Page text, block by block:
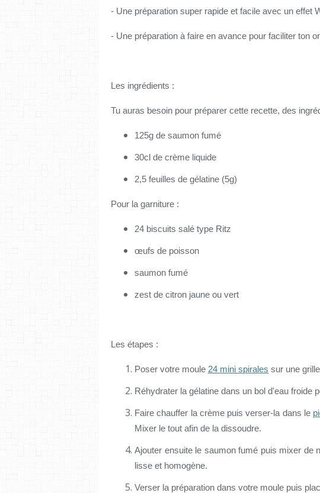
- Une préparation super rapide et facile avec un effet
- Une préparation à faire en avance pour faciliter ton
Les ingrédients :
Tu auras besoin pour préparer cette recette, des
125g de saumon fumé
30cl de crème liquide
2,5 feuilles de gélatine (5g)
Pour la garniture :
24 biscuits salé type Ritz
œufs de poisson
saumon fumé
zest de citron jaune ou vert
Les étapes :
Poser votre moule 24 mini spirales sur une
Réhydrater la gélatine dans un bol d'eau froide
Faire chauffer la crème puis verser-la dans le
Mixer le tout afin de la dissoudre.
Ajouter ensuite le saumon fumé puis mixer de
lisse et homogène.
Verser la préparation dans votre moule puis